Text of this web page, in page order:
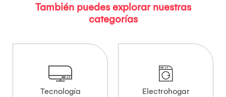
También puedes explorar nuestras
categorías
Tecnología Electrohogar